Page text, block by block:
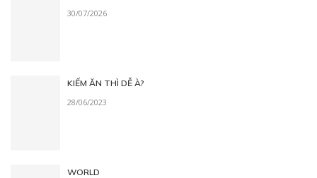
30/07/2026
KIẾM ĂN THÌ DỄ À?
28/06/2023
WORLD